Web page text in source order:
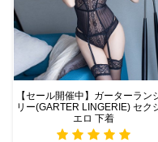
【セール開催中】ガーターラン
リー(GARTER LINGERIE) セク
エロ 下着